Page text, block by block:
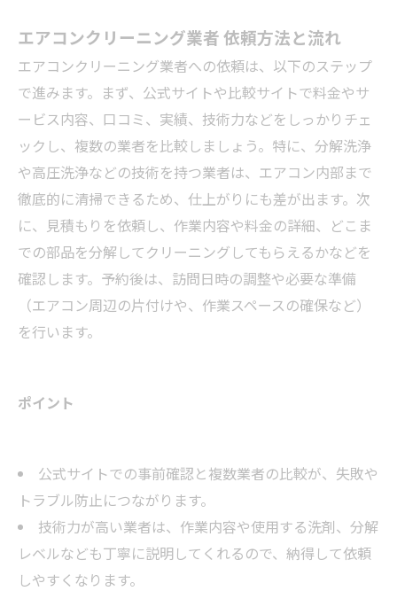
エアコンクリーニング業者 依頼方法と流れ
エアコンクリーニング業者への依頼は、以下のステップ
で進みます。まず、公式サイトや比較サイトで料金やサ
ービス内容、口コミ、実績、技術力などをしっかりチェ
ックし、複数の業者を比較しましょう。特に、分解洗浄
や高圧洗浄などの技術を持つ業者は、エアコン内部まで
徹底的に清掃できるため、仕上がりにも差が出ます。次
に、見積もりを依頼し、作業内容や料金の詳細、どこま
での部品を分解してクリーニングしてもらえるかなどを
確認します。予約後は、訪問日時の調整や必要な準備
（エアコン周辺の片付けや、作業スペースの確保など）
を行います。
ポイント
公式サイトでの事前確認と複数業者の比較が、失敗や
トラブル防止につながります。
技術力が高い業者は、作業内容や使用する洗剤、分解
レベルなども丁寧に説明してくれるので、納得して依頼
しやすくなります。